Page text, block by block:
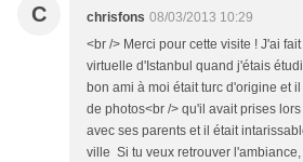
C chrisfons 08/03/2013 10:29
<br /> Merci pour cette visite ! J'ai
virtuelle d'Istanbul quand j'étais
bon ami à moi était turc d'origine et
de photos<br /> qu'il avait prises
avec ses parents et il était
ville Si tu veux retrouver